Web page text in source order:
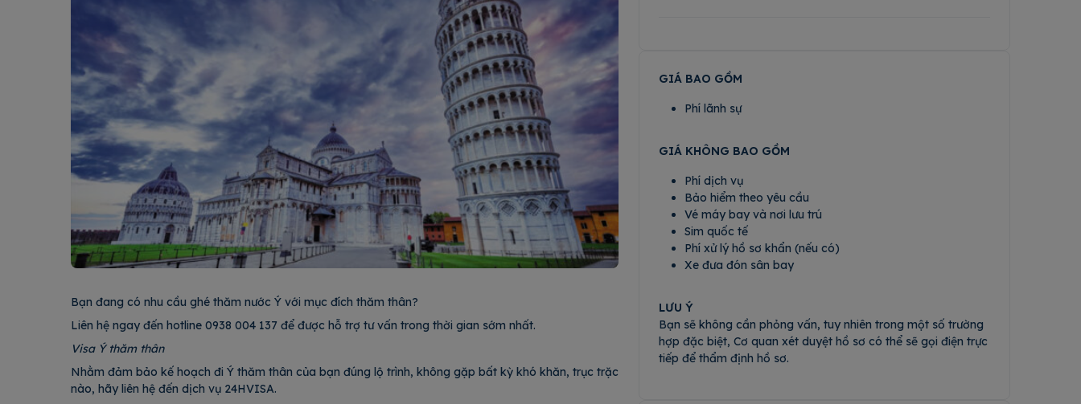
Bạn đang có nhu cầu ghé thăm nước Ý với mục đích thăm thân?
Liên hệ ngay đến hotline 0938 004 137 để được hỗ trợ tư vấn trong thời gian sớm nhất.
Visa Ý thăm thân
Nhằm đảm bảo kế hoạch đi Ý thăm thân của bạn đúng lộ trình, không gặp bất kỳ khó khăn, trục trặc
nào, hãy liên hệ đến dịch vụ 24HVISA.
GIÁ BAO GỒM
Phí lãnh sự
GIÁ KHÔNG BAO GỒM
Phí dịch vụ
Bảo hiểm theo yêu cầu
Vé máy bay và nơi lưu trú
Sim quốc tế
Phí xử lý hồ sơ khẩn (nếu có)
Xe đưa đón sân bay
LƯU Ý
Bạn sẽ không cần phỏng vấn, tuy nhiên trong một số trường
hợp đặc biệt, Cơ quan xét duyệt hồ sơ có thể sẽ gọi điện trực
tiếp để thẩm định hồ sơ.